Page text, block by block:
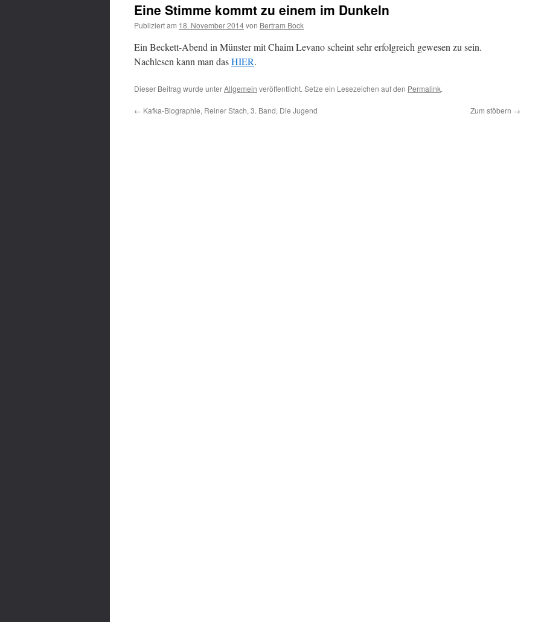
Eine Stimme kommt zu einem im Dunkeln
Publiziert am 18. November 2014von Bertram Bock
Ein Beckett-Abend in Münster mit Chaim Levano scheint sehr erfolgreich gewesen zu sein.
Nachlesen kann man dasHIER.
Dieser Beitrag wurde unterAllgemein veröffentlicht. Setze ein Lesezeichen auf den Permalink.
← Kafka-Biographie, Reiner Stach, 3. Band, Die Jugend Zum stöbern →